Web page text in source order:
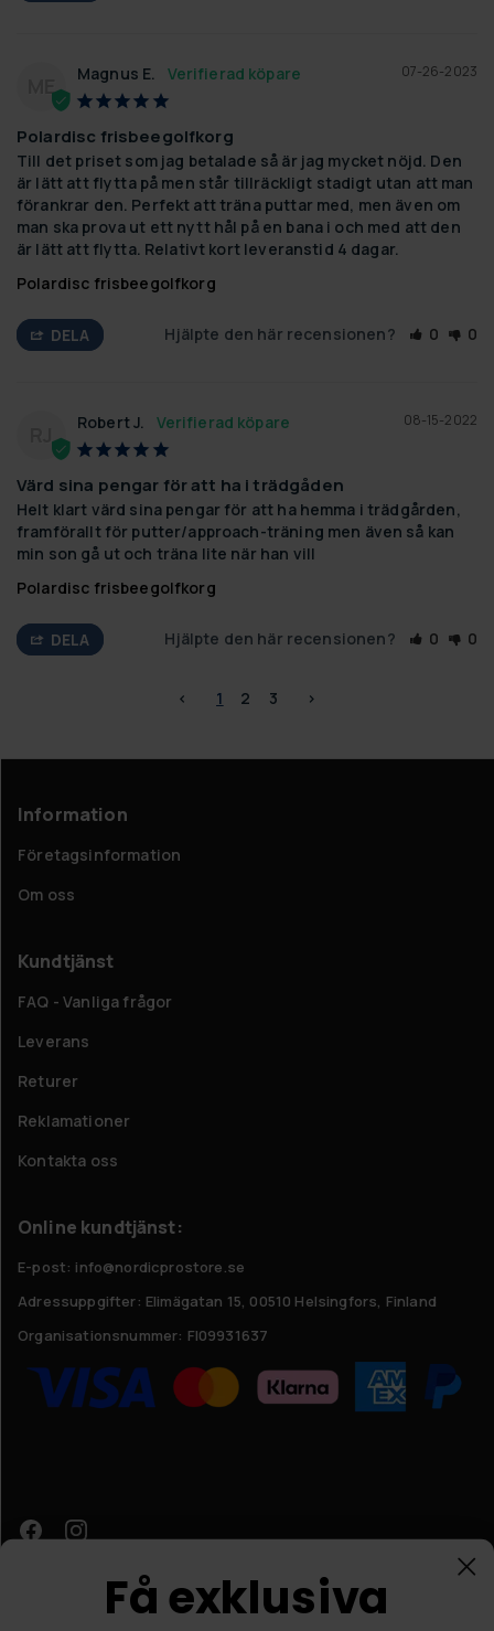
ME
07-26-2023
Magnus E.
Polardisc frisbeegolfkorg
Till det priset som jag betalade så är jag mycket nöjd. Den
är lätt att flytta på men står tillräckligt stadigt utan att man
förankrar den. Perfekt att träna puttar med, men även om
man ska prova ut ett nytt hål på en bana i och med att den
är lätt att flytta. Relativt kort leveranstid 4 dagar.
Polardisc frisbeegolfkorg
DELA Hjälpte den här recensionen? 0 0
08-15-2022
Robert J.
Värd sina pengar för att ha i trädgåden
Helt klart värd sina pengar för att ha hemma i trädgården,
framförallt för putter/approach-träning men även så kan
min son gå ut och träna lite när han vill
Polardisc frisbeegolfkorg
DELA Hjälpte den här recensionen? 0 0
< 1 2 3 >
Information
Företagsinformation
Om oss
Kundtjänst
FAQ - Vanliga frågor
Leverans
Returer
Reklamationer
Kontakta oss
Online kundtjänst:
E-post: info@nordicprostore.se
Adressuppgifter: Elimägatan 15, 00510 Helsingfors, Finland
Organisationsnummer: FI09931637
Få exklusiva